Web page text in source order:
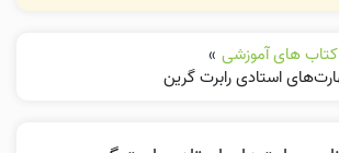
کتاب های آموزشی »
استادی رابرت گرین